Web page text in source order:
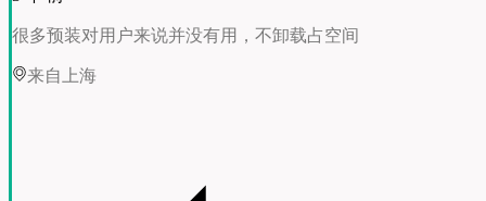
很多预装对用户来说并没有用，不卸载占空间
来自上海